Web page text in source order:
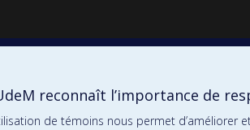
reconnaît l’importance de
de témoins nous permet